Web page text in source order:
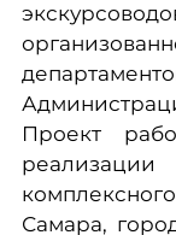
Проект
Самара,